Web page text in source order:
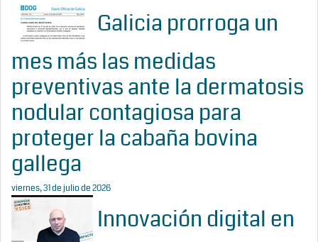
Galicia prorroga un
mes más las medidas
preventivas ante la dermatosis
nodular contagiosa para
proteger la cabaña bovina
gallega
viernes, 31 de julio de 2026
Innovación digital en